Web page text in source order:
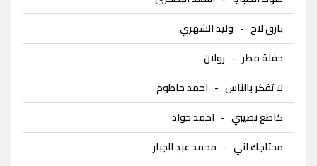
بارق لاح - وليد الشهري
حفلة مطر - رولان
لا تفكر بالناس - احمد حاطوم
كاطع نصيبي - احمد جواد
محتاجك اني - محمد عبد الجبار